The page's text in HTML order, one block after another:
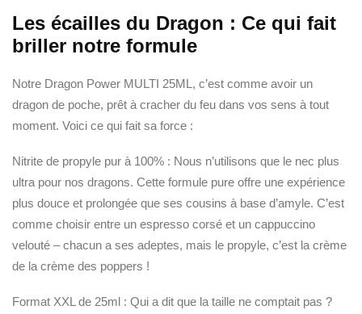
Les écailles du Dragon : Ce qui fait
briller notre formule
Notre Dragon Power MULTI 25ML, c’est comme avoir un
dragon de poche, prêt à cracher du feu dans vos sens à tout
moment. Voici ce qui fait sa force :
Nitrite de propyle pur à 100% : Nous n’utilisons que le nec plus
ultra pour nos dragons. Cette formule pure offre une expérience
plus douce et prolongée que ses cousins à base d’amyle. C’est
comme choisir entre un espresso corsé et un cappuccino
velouté – chacun a ses adeptes, mais le propyle, c’est la crème
de la crème des poppers !
Format XXL de 25ml : Qui a dit que la taille ne comptait pas ?